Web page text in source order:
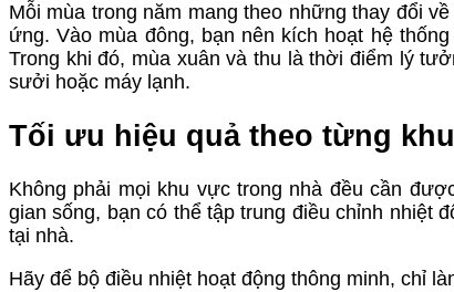
Mỗi mùa trong năm mang theo những thay đổi
ứng. Vào mùa đông, bạn nên kích hoạt hệ
Trong khi đó, mùa xuân và thu là thời điểm lý
sưởi hoặc máy lạnh.
Tối ưu hiệu quả theo từng
Không phải mọi khu vực trong nhà đều cần
gian sống, bạn có thể tập trung điều chỉnh nhiệt
tại nhà.
Hãy để bộ điều nhiệt hoạt động thông minh, chỉ